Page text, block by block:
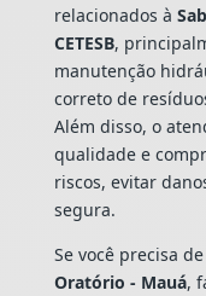
relacionados à
CETESB,
manutenção
correto de
Além disso, o
qualidade e
riscos, evitar
segura.
Se você precisa
Oratório - Mauá,